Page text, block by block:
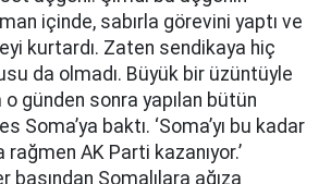
içinde, sabırla görevini yaptı ve
kurtardı. Zaten sendikaya hiç
da olmadı. Büyük bir üzüntüyle
günden sonra yapılan bütün
Soma’ya baktı. ‘Soma’yı bu kadar
rağmen AK Parti kazanıyor.’
Somalılara ağıza